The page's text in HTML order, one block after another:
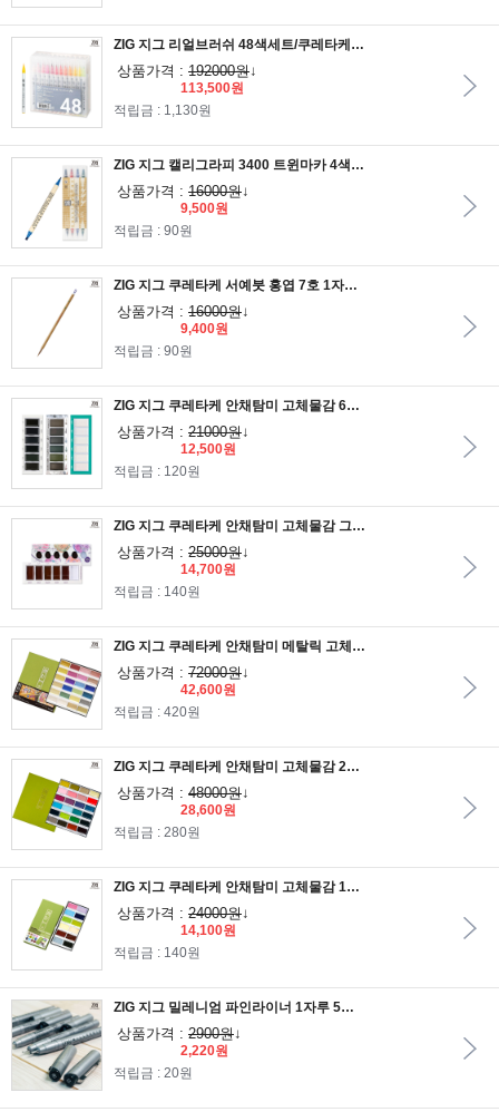
ZIG 지그 리얼브러쉬 48색세트/쿠레타케 캘리그라피 붓펜
상품가격 : 192000원↓
113,500원
적립금 : 1,130원
ZIG 지그 캘리그라피 3400 트윈마카 4색세트
상품가격 : 16000원↓
9,500원
적립금 : 90원
ZIG 지그 쿠레타케 서예붓 홍엽 7호 1자루/지그서예붓
상품가격 : 16000원↓
9,400원
적립금 : 90원
ZIG 지그 쿠레타케 안채탐미 고체물감 6색세트 3종/그라파이트/오팔/수미컬러
상품가격 : 21000원↓
12,500원
적립금 : 120원
ZIG 지그 쿠레타케 안채탐미 고체물감 그레뉼레이팅컬러 5색세트
상품가격 : 25000원↓
14,700원
적립금 : 140원
ZIG 지그 쿠레타케 안채탐미 메탈릭 고체물감 24색세트 한정판
상품가격 : 72000원↓
42,600원
적립금 : 420원
ZIG 지그 쿠레타케 안채탐미 고체물감 24색세트Ⅱ 아르누보
상품가격 : 48000원↓
28,600원
적립금 : 280원
ZIG 지그 쿠레타케 안채탐미 고체물감 12색세트 파스텔
상품가격 : 24000원↓
14,100원
적립금 : 140원
ZIG 지그 밀레니엄 파인라이너 1자루 5종/중성잉크 피그먼트잉크 계열의 라이너
상품가격 : 2900원↓
2,220원
적립금 : 20원